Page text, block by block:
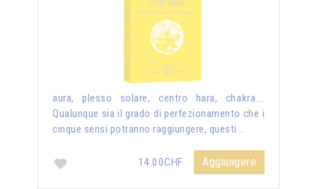
aura, plesso solare, centro hara, chakra….
Qualunque sia il grado di perfezionamento che i
cinque sensi potranno raggiungere, questi …
14.00CHF Aggiungere